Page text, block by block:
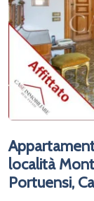
località
Portuensi,